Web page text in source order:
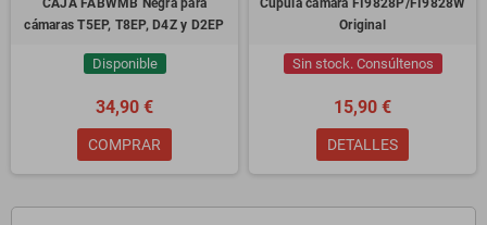
CAJA FABWMB Negra para
cámaras T5EP, T8EP, D4Z y D2EP
Disponible
34,90 €
COMPRAR
Cúpula cámara FI9828P/FI9828W
Original
Sin stock. Consúltenos
15,90 €
DETALLES